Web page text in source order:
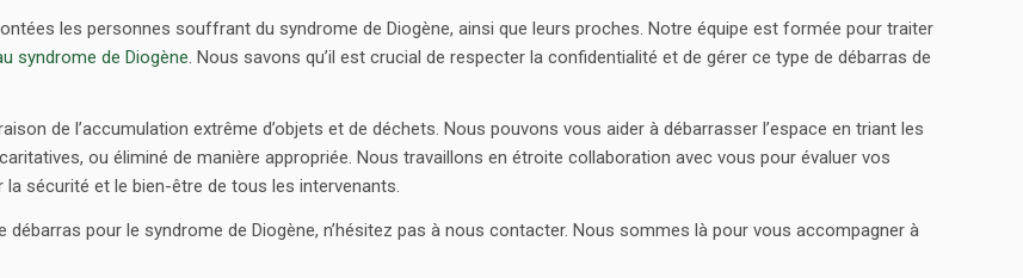
les personnes souffrant du syndrome de Diogène, ainsi que leurs proches. Notre équipe est formée pour traiter
syndrome de Diogène. Nous savons qu’il est crucial de respecter la confidentialité et de gérer ce type de débarras de
de l’accumulation extrême d’objets et de déchets. Nous pouvons vous aider à débarrasser l’espace en triant les
ou éliminé de manière appropriée. Nous travaillons en étroite collaboration avec vous pour évaluer vos
sécurité et le bien-être de tous les intervenants.
pour le syndrome de Diogène, n’hésitez pas à nous contacter. Nous sommes là pour vous accompagner à